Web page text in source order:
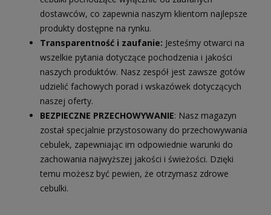
dostawców, co zapewnia naszym klientom najlepsze
produkty dostępne na rynku.
Transparentność i zaufanie: Jesteśmy otwarci na
wszelkie pytania dotyczące pochodzenia i jakości
naszych produktów. Nasz zespół jest zawsze gotów
udzielić fachowych porad i wskazówek dotyczących
naszej oferty.
BEZPIECZNE PRZECHOWYWANIE: Nasz magazyn
został specjalnie przystosowany do przechowywania
cebulek, zapewniając im odpowiednie warunki do
zachowania najwyższej jakości i świeżości. Dzięki
temu możesz być pewien, że otrzymasz zdrowe
cebulki.